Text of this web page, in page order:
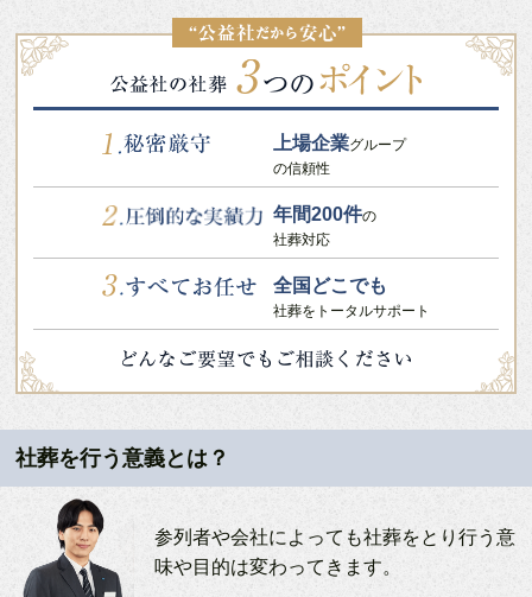
上場企業グループ
の信頼性
年間200件の
社葬対応
全国どこでも
社葬をトータルサポート
社葬を行う意義とは？
参列者や会社によっても社葬をとり行う意
味や目的は変わってきます。